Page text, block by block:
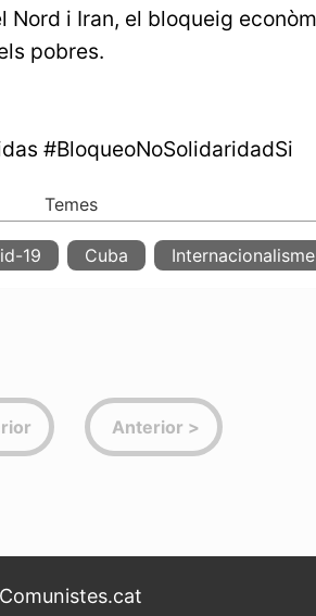
i Iran, el bloqueig
pobres.
#BloqueoNoSolidaridadSi
19 Cuba Internacionalisme
Comunistes.cat